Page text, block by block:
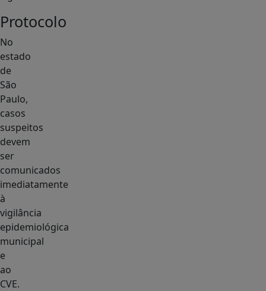
Protocolo
No
estado
de
São
Paulo,
casos
suspeitos
devem
ser
comunicados
imediatamente
à
vigilância
epidemiológica
municipal
e
ao
CVE.